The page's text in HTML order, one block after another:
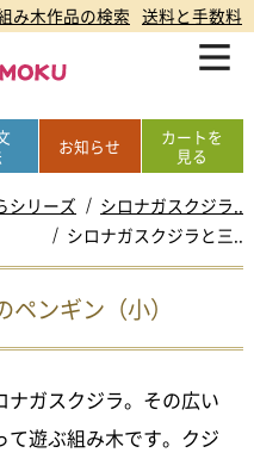
み木作品の検索 送料と手数料
お知らせ
カートを
見る
シリーズ
シロナガスクジラ..
シロナガスクジラと三..
ンギン（小）
ガスクジラ。その広い
遊ぶ組み木です。クジ